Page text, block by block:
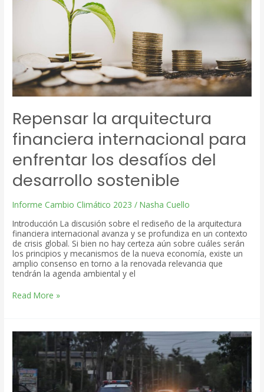
Repensar la arquitectura
financiera internacional para
enfrentar los desafíos del
desarrollo sostenible
Informe Cambio Climático 2023 /Nasha Cuello
Introducción La discusión sobre el rediseño de la arquitectura
financiera internacional avanza y se profundiza en un contexto
de crisis global. Si bien no hay certeza aún sobre cuáles serán
los principios y mecanismos de la nueva economía, existe un
amplio consenso en torno a la renovada relevancia que
tendrán la agenda ambiental y el
Repensar
internacional
para
enfrentar
los
desafíos
del
Read More »